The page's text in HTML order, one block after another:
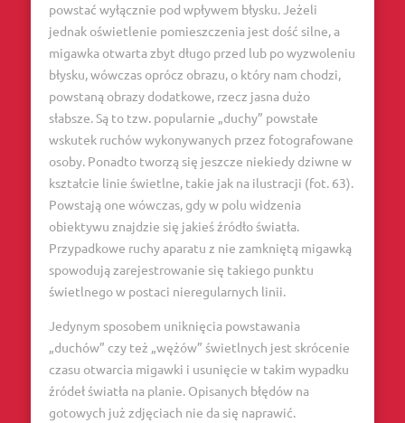
powstać wyłącznie pod wpływem błysku. Jeżeli
jednak oświetlenie pomieszczenia jest dość silne, a
migawka otwarta zbyt długo przed lub po wyzwoleniu
błysku, wówczas oprócz obrazu, o który nam chodzi,
powstaną obrazy dodatkowe, rzecz jasna dużo
słabsze. Są to tzw. popularnie „duchy” powstałe
wskutek ruchów wykonywanych przez fotografowane
osoby. Ponadto tworzą się jeszcze niekiedy dziwne w
kształcie linie świetlne, takie jak na ilustracji (fot. 63).
Powstają one wówczas, gdy w polu widzenia
obiektywu znajdzie się jakieś źródło światła.
Przypadkowe ruchy aparatu z nie zamkniętą migawką
spowodują zarejestrowanie się takiego punktu
świetlnego w postaci nieregularnych linii.
Jedynym sposobem uniknięcia powstawania
„duchów” czy też „wężów” świetlnych jest skrócenie
czasu otwarcia migawki i usunięcie w takim wypadku
źródeł światła na planie. Opisanych błędów na
gotowych już zdjęciach nie da się naprawić.